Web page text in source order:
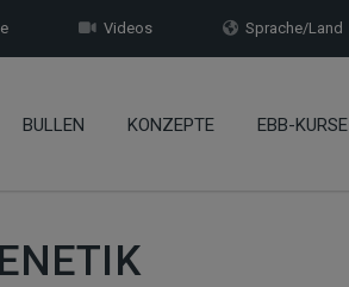
Sprache/Land
Videos
BULLEN KONZEPTE EBB-KURSE